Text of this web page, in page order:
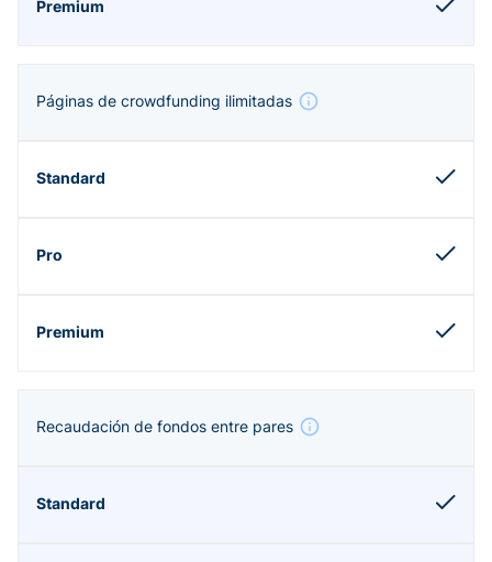
Páginas de crowdfunding ilimitadas
Recaudación de fondos entre pares